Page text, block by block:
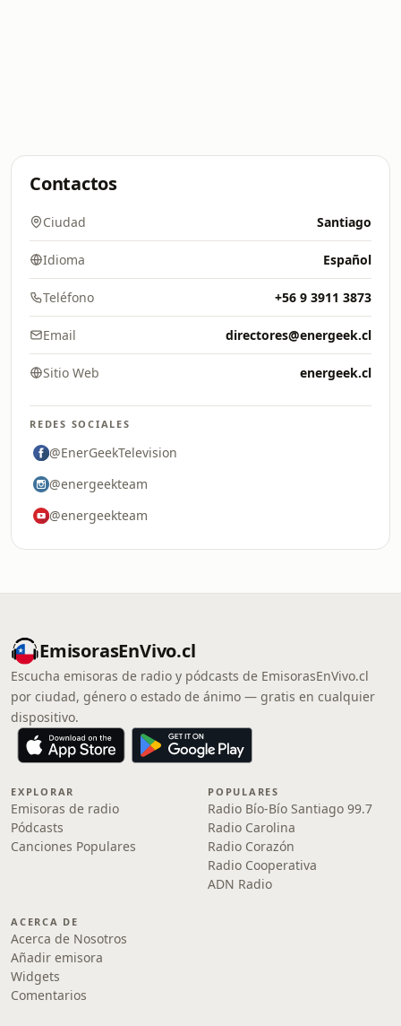
Contactos
Ciudad Santiago
Idioma Español
Teléfono +56 9 3911 3873
Email directores@energeek.cl
Sitio Web energeek.cl
REDES SOCIALES
@EnerGeekTelevision
@energeekteam
@energeekteam
EmisorasEnVivo.cl
Escucha emisoras de radio y pódcasts de EmisorasEnVivo.cl
por ciudad, género o estado de ánimo — gratis en cualquier
dispositivo.
EXPLORAR
Emisoras de radio
Pódcasts
Canciones Populares
POPULARES
Radio Bío-Bío Santiago 99.7
Radio Carolina
Radio Corazón
Radio Cooperativa
ADN Radio
ACERCA DE
Acerca de Nosotros
Añadir emisora
Widgets
Comentarios